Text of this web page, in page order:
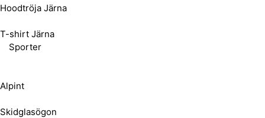
Hoodtröja Järna
T-shirt Järna
Sporter
Alpint
Skidglasögon